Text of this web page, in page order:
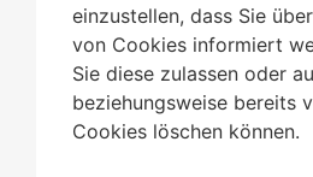
einzustellen, dass Sie
von Cookies informiert
Sie diese zulassen oder
beziehungsweise bereits
Cookies löschen können.